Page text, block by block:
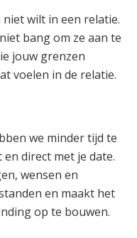
niet wilt in een relatie.
bang om ze aan te
jouw grenzen
voelen in de relatie.
we minder tijd te
direct met je date.
wensen en
en maakt het
op te bouwen.